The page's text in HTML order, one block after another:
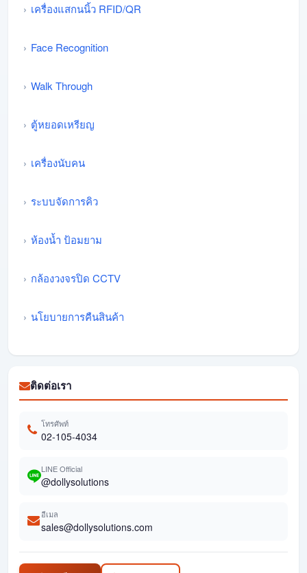
เครื่องแสกนนิ้ว RFID/QR
Face Recognition
Walk Through
ตู้หยอดเหรียญ
เครื่องนับคน
ระบบจัดการคิว
ห้องน้ำ ป้อมยาม
กล้องวงจรปิด CCTV
นโยบายการคืนสินค้า
ติดต่อเรา
โทรศัพท์
02-105-4034
LINE Official
@dollysolutions
อีเมล
sales@dollysolutions.com